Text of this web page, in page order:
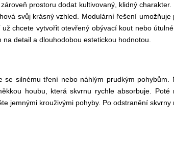
prostoru dodat kultivovaný, klidný
svůj krásný vzhled. Modulární řešení
chcete vytvořit otevřený obývací kout nebo
detail a dlouhodobou estetickou hodnotou.
se silnému tření nebo náhlým prudkým
houbu, která skvrnu rychle absorbuje.
jemnými krouživými pohyby. Po odstranění